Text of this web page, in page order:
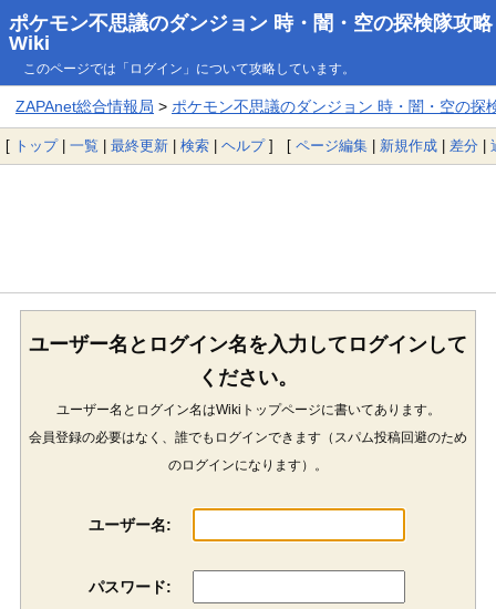
ポケモン不思議のダンジョン 時・闇・空の探検隊攻略
Wiki
このページでは「ログイン」について攻略しています。
ZAPAnet総合情報局 > ポケモン不思議のダンジョン 時・闇・空の探
[ トップ| 一覧 | 最終更新 | 検索 | ヘルプ] [ ページ編集 | 新規作成 | 差分 |
ユーザー名とログイン名を入力してログインして
ください。
ユーザー名とログイン名はWikiトップページに書いてあります。
会員登録の必要はなく、誰でもログインできます（スパム投稿回避のため
のログインになります）。
ユーザー名:
パスワード: